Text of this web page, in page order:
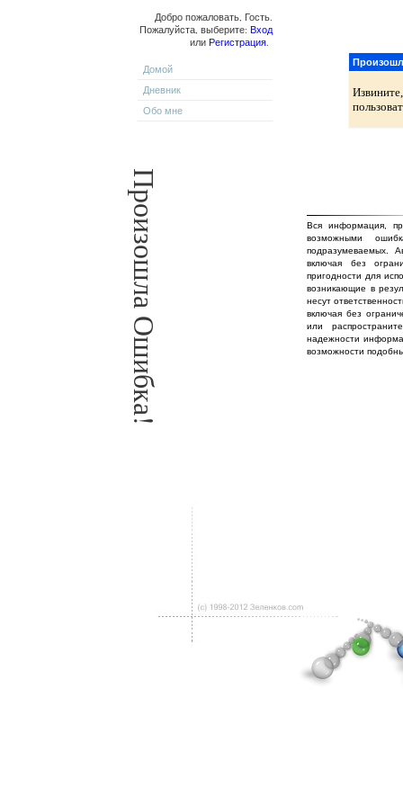
Добро пожаловать, Гость.
Пожалуйста, выберите: Вход
или Регистрация.
Домой
Дневник
Обо мне
Произошла Ошибка!
Вся информация,
возможными
подразумеваемых.
включая без
пригодности для
возникающие в
несут
включая без
или
надежности
возможности